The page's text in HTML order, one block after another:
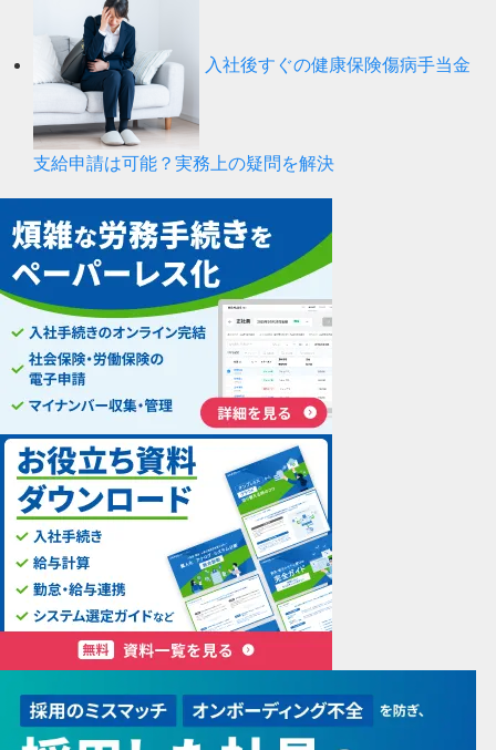
入社後すぐの健康保険傷病手当金
支給申請は可能？実務上の疑問を解決